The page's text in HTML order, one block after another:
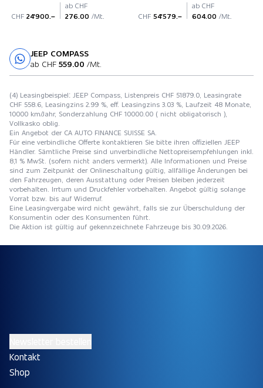
CHF 24'900.–
ab CHF
276.00 /Mt. CHF 54'579.–
ab CHF
604.00 /Mt.
JEEP COMPASS
ab CHF 559.00 /Mt.
(4) Leasingbeispiel: JEEP Compass, Listenpreis CHF 51879.0, Leasingrate
CHF 558.6, Leasingzins 2.99 %, eff. Leasingzins 3.03 %, Laufzeit 48 Monate,
10000 km/Jahr, Sonderzahlung CHF 10000.00 ( nicht obligatorisch ),
Vollkasko oblig.
Ein Angebot der CA AUTO FINANCE SUISSE SA.
Für eine verbindliche Offerte kontaktieren Sie bitte ihren offiziellen JEEP
Händler. Sämtliche Preise sind unverbindliche Nettopreisempfehlungen inkl.
8,1 % MwSt. (sofern nicht anders vermerkt). Alle Informationen und Preise
sind zum Zeitpunkt der Onlineschaltung gültig, allfällige Änderungen bei
den Fahrzeugen, deren Ausstattung oder Preisen bleiben jederzeit
vorbehalten. Irrtum und Druckfehler vorbehalten. Angebot gültig solange
Vorrat bzw. bis auf Widerruf.
Eine Leasingvergabe wird nicht gewährt, falls sie zur Überschuldung der
Konsumentin oder des Konsumenten führt.
Die Aktion ist gültig auf gekennzeichnete Fahrzeuge bis 30.09.2026.
Kontakt
Shop